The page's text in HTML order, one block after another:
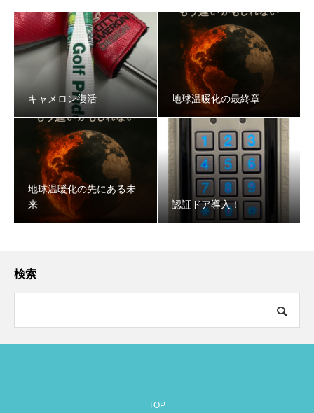
キャメロン復活 地球温暖化の最終章
地球温暖化の先にある未
来
認証ドア導入！
検索
TOP